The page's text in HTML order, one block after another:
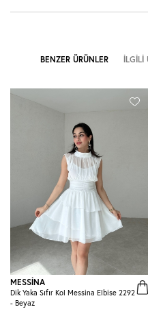
BENZER ÜRÜNLER İLGILI
MESSİNA
Dik Yaka Sıfır Kol Messina Elbise 2292
- Beyaz